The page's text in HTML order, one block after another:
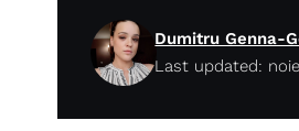
Last updated:
Dumitru Genna-